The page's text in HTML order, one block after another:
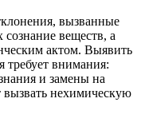
вызванные
веществ, а
актом. Выявить
требует внимания:
и замены на
нехимическую